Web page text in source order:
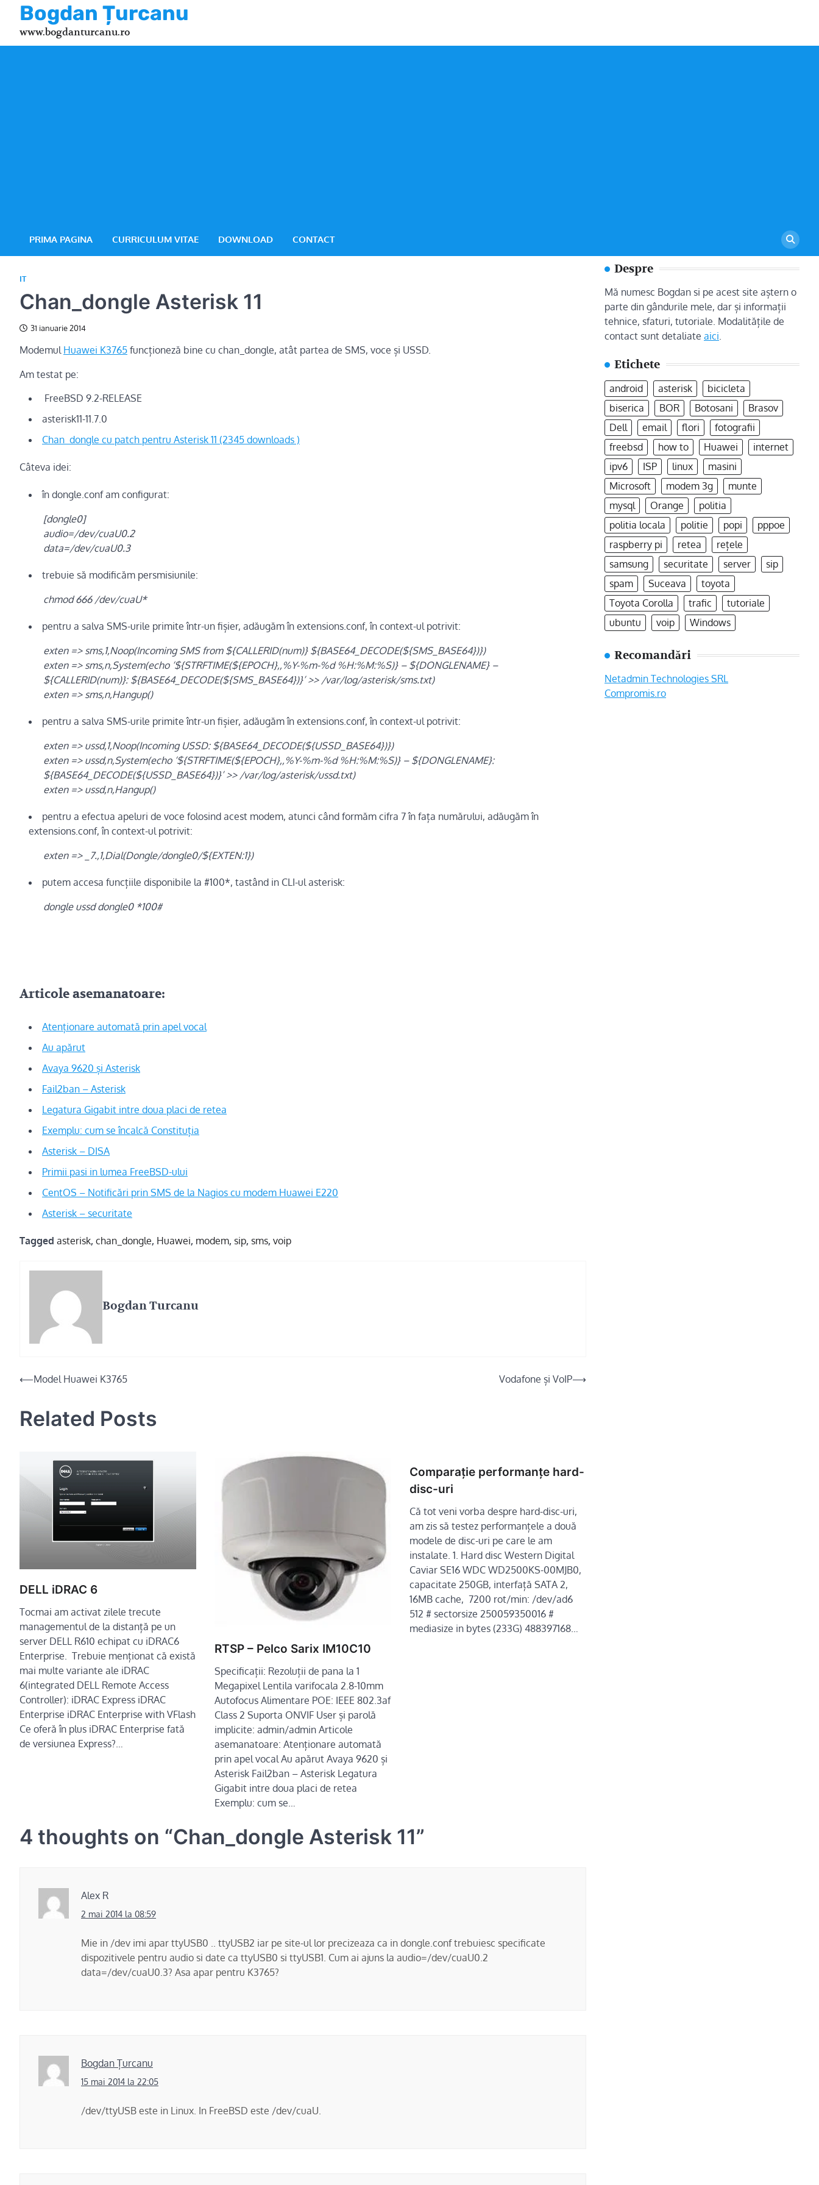
content
Bogdan Țurcanu
www.bogdanturcanu.ro
PRIMA PAGINA CURRICULUM VITAE DOWNLOAD CONTACT
IT
Chan_dongle Asterisk 11
31 ianuarie 2014
Modemul Huawei K3765 funcționeză bine cu chan_dongle, atât partea de SMS, voce și USSD.
Am testat pe:
FreeBSD 9.2-RELEASE
asterisk11-11.7.0
Chan_dongle cu patch pentru Asterisk 11 (2345 downloads )
Câteva idei:
în dongle.conf am configurat:
[dongle0]
audio=/dev/cuaU0.2
data=/dev/cuaU0.3
trebuie să modificăm persmisiunile:
chmod 666 /dev/cuaU*
pentru a salva SMS-urile primite într-un fișier, adăugăm în extensions.conf, în context-ul potrivit:
exten => sms,1,Noop(Incoming SMS from ${CALLERID(num)} ${BASE64_DECODE(${SMS_BASE64})})
exten => sms,n,System(echo ‘${STRFTIME(${EPOCH},,%Y-%m-%d %H:%M:%S)} – ${DONGLENAME} –
${CALLERID(num)}: ${BASE64_DECODE(${SMS_BASE64})}’ >> /var/log/asterisk/sms.txt)
exten => sms,n,Hangup()
pentru a salva SMS-urile primite într-un fișier, adăugăm în extensions.conf, în context-ul potrivit:
exten => ussd,1,Noop(Incoming USSD: ${BASE64_DECODE(${USSD_BASE64})})
exten => ussd,n,System(echo ‘${STRFTIME(${EPOCH},,%Y-%m-%d %H:%M:%S)} – ${DONGLENAME}:
${BASE64_DECODE(${USSD_BASE64})}’ >> /var/log/asterisk/ussd.txt)
exten => ussd,n,Hangup()
pentru a efectua apeluri de voce folosind acest modem, atunci când formăm cifra 7 în fața numărului, adăugăm în
extensions.conf, în context-ul potrivit:
exten => _7.,1,Dial(Dongle/dongle0/${EXTEN:1})
putem accesa funcțiile disponibile la #100*, tastând in CLI-ul asterisk:
dongle ussd dongle0 *100#
Articole asemanatoare:
Atenționare automată prin apel vocal
Au apărut
Avaya 9620 și Asterisk
Fail2ban – Asterisk
Legatura Gigabit intre doua placi de retea
Exemplu: cum se încalcă Constituția
Asterisk – DISA
Primii pasi in lumea FreeBSD-ului
CentOS – Notificări prin SMS de la Nagios cu modem Huawei E220
Asterisk – securitate
Tagged asterisk, chan_dongle, Huawei, modem, sip, sms, voip
Bogdan Turcanu
Navigare
articole
⟵Model Huawei K3765 Vodafone și VoIP⟶
Related Posts
DELL iDRAC 6
Tocmai am activat zilele trecute
managementul de la distanță pe un
server DELL R610 echipat cu iDRAC6
Enterprise. Trebuie menționat că există
mai multe variante ale iDRAC
6(integrated DELL Remote Access
Controller): iDRAC Express iDRAC
Enterprise iDRAC Enterprise with VFlash
Ce oferă în plus iDRAC Enterprise fată
de versiunea Express?…
RTSP – Pelco Sarix IM10C10
Specificații: Rezoluții de pana la 1
Megapixel Lentila varifocala 2.8-10mm
Autofocus Alimentare POE: IEEE 802.3af
Class 2 Suporta ONVIF User și parolă
implicite: admin/admin Articole
asemanatoare: Atenționare automată
prin apel vocal Au apărut Avaya 9620 și
Asterisk Fail2ban – Asterisk Legatura
Gigabit intre doua placi de retea
Exemplu: cum se…
Comparație performanțe hard-
disc-uri
Că tot veni vorba despre hard-disc-uri,
am zis să testez performanțele a două
modele de disc-uri pe care le am
instalate. 1. Hard disc Western Digital
Caviar SE16 WDC WD2500KS-00MJB0,
capacitate 250GB, interfață SATA 2,
16MB cache, 7200 rot/min: /dev/ad6
512 # sectorsize 250059350016 #
mediasize in bytes (233G) 488397168…
4 thoughts on “Chan_dongle Asterisk 11”
Alex R
2 mai 2014 la 08:59
Mie in /dev imi apar ttyUSB0 .. ttyUSB2 iar pe site-ul lor precizeaza ca in dongle.conf trebuiesc specificate
dispozitivele pentru audio si date ca ttyUSB0 si ttyUSB1. Cum ai ajuns la audio=/dev/cuaU0.2
data=/dev/cuaU0.3? Asa apar pentru K3765?
Bogdan Țurcanu
15 mai 2014 la 22:05
/dev/ttyUSB este in Linux. In FreeBSD este /dev/cuaU.
Despre
Mă numesc Bogdan si pe acest site aștern o
parte din gândurile mele, dar și informații
tehnice, sfaturi, tutoriale. Modalitățile de
contact sunt detaliate aici.
Etichete
android asterisk
bicicleta
biserica
BOR Botosani
Brasov
Dell
email flori
fotografii
freebsd
how to Huawei
internet
ipv6
ISP linux
masini
Microsoft
modem 3g
munte
mysql
Orange
politia
politia locala
politie popi
pppoe
raspberry pi
retea
rețele
samsung
securitate server
sip
spam
Suceava
toyota
Toyota Corolla
trafic
tutoriale
ubuntu
voip Windows
Recomandări
Netadmin Technologies SRL
Compromis.ro